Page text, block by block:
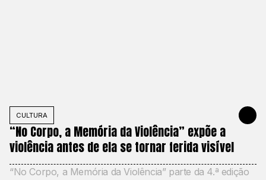
CULTURA 22 DE
“No Corpo, a Memória da Violência” expõe a
violência antes de ela se tornar ferida visível
“No Corpo, a Memória da Violência” parte da 4.ª edição